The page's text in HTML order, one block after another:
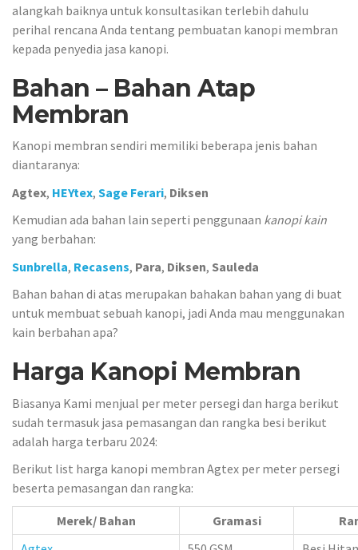
alangkah baiknya untuk konsultasikan terlebih dahulu
perihal rencana Anda tentang pembuatan kanopi membran
kepada penyedia jasa kanopi.
Bahan – Bahan Atap
Membran
Kanopi membran sendiri memiliki beberapa jenis bahan
diantaranya:
Agtex, HEYtex, Sage Ferari, Diksen
Kemudian ada bahan lain seperti penggunaan kanopi kain
yang berbahan:
Sunbrella, Recasens, Para, Diksen, Sauleda
Bahan bahan di atas merupakan bahakan bahan yang di buat
untuk membuat sebuah kanopi, jadi Anda mau menggunakan
kain berbahan apa?
Harga Kanopi Membran
Biasanya Kami menjual per meter persegi dan harga berikut
sudah termasuk jasa pemasangan dan rangka besi berikut
adalah harga terbaru 2024:
Berikut list harga kanopi membran Agtex per meter persegi
beserta pemasangan dan rangka:
Merek/ Bahan Gramasi